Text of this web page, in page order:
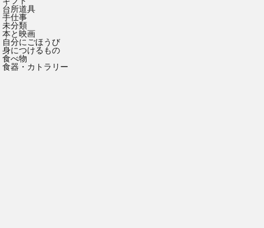
台所道具
手仕事
未分類
本と映画
自分にごほうび
身につけるもの
食べ物
食器・カトラリー